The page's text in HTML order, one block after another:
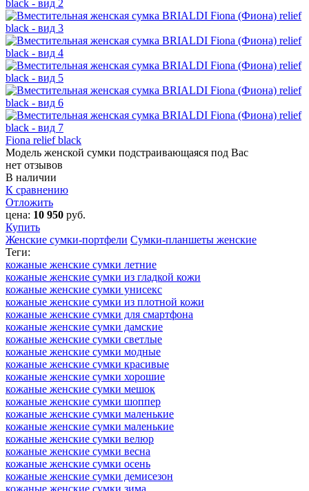
Fiona relief black
Модель женской сумки подстраивающаяся под Вас
нет отзывов
В наличии
К сравнению
Отложить
цена: 10 950 руб.
Купить
Женские сумки-портфели Сумки-планшеты женские
Теги:
кожаные женские сумки летние
кожаные женские сумки из гладкой кожи
кожаные женские сумки унисекс
кожаные женские сумки из плотной кожи
кожаные женские сумки для смартфона
кожаные женские сумки дамские
кожаные женские сумки светлые
кожаные женские сумки модные
кожаные женские сумки красивые
кожаные женские сумки хорошие
кожаные женские сумки мешок
кожаные женские сумки шоппер
кожаные женские сумки маленькие
кожаные женские сумки маленькие
кожаные женские сумки велюр
кожаные женские сумки весна
кожаные женские сумки осень
кожаные женские сумки демисезон
кожаные женские сумки зима